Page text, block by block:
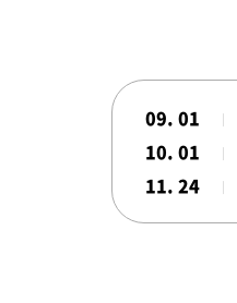
09. 01
10. 01
11. 24